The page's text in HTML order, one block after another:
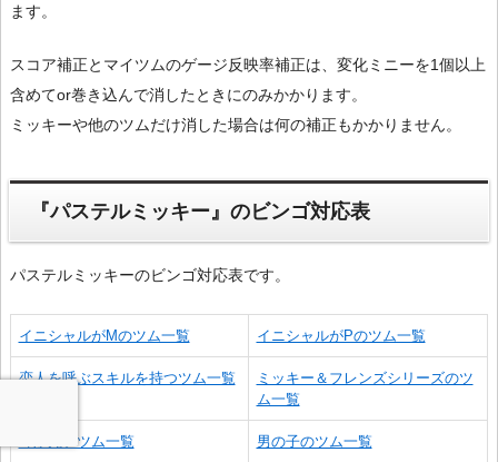
ます。
スコア補正とマイツムのゲージ反映率補正は、変化ミニーを1個以上
含めてor巻き込んで消したときにのみかかります。
ミッキーや他のツムだけ消した場合は何の補正もかかりません。
『パステルミッキー』のビンゴ対応表
パステルミッキーのビンゴ対応表です。
イニシャルがMのツム一覧 イニシャルがPのツム一覧
恋人を呼ぶスキルを持つツム一覧
ミッキー＆フレンズシリーズのツ
ム一覧
耳が丸いツム一覧 男の子のツム一覧